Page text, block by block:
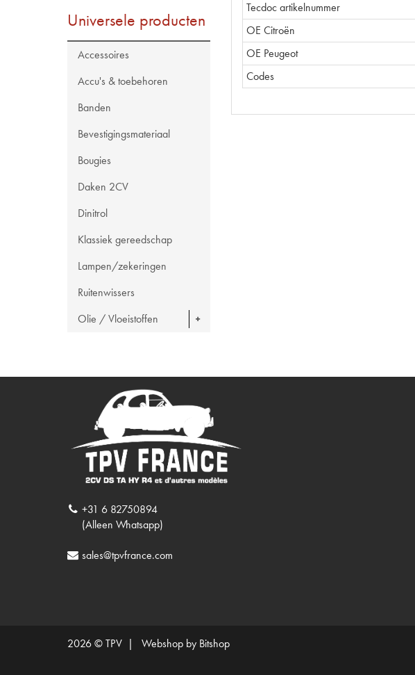
Universele producten
Accessoires
Accu's & toebehoren
Banden
Bevestigingsmateriaal
Bougies
Daken 2CV
Dinitrol
Klassiek gereedschap
Lampen/zekeringen
Ruitenwissers
Olie / Vloeistoffen
Tecdoc artikelnummer
OE Citroën
OE Peugeot
Codes
+31 6 82750894
(Alleen Whatsapp)
sales@tpvfrance.com
2026 © TPV | Webshop by Bitshop